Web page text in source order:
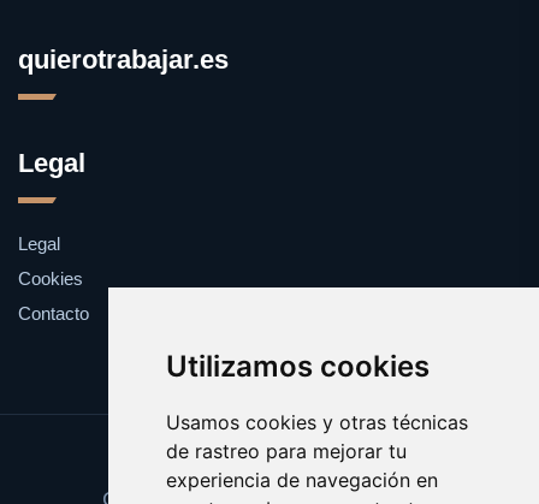
Utilizamos cookies
Usamos cookies y otras técnicas
de rastreo para mejorar tu
experiencia de navegación en
quierotrabajar.es
Legal
Legal
Cookies
Contacto
Update cookies preferences
Copyright © 2025 quierotrabajar.es